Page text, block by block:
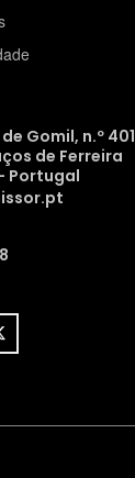
Gomil, n.º 401
de Ferreira
Portugal